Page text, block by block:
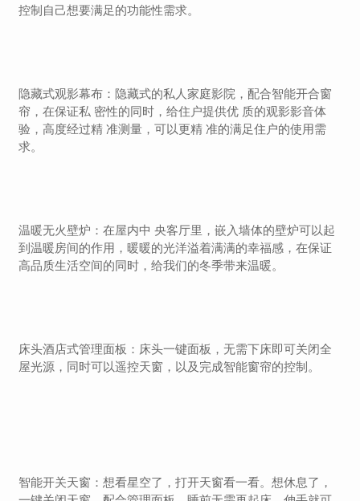
控制自己想要满足的功能性需求。
隐藏式观影幕布：隐藏式的私人家庭影院，配合智能开合窗
帘，在保证私 密性的同时，给住户提供优 质的观影影音体
验，高度经过精 准测量，可以更精 准的满足住户的使用需
求。
温暖无火壁炉：在屋内中 央客厅里，嵌入墙体的壁炉可以起
到温暖房间的作用，暖暖的光洋溢着满满的幸福感，在保证
高品质生活空间的同时，给我们的冬季带来温暖。
床头酒店式管理面板：床头一键面板，无需下床即可关闭全
屋光源，同时可以遥控天窗，以及完成智能窗帘的控制。
智能开关天窗：想看星空了，打开天窗看一看。想休息了，